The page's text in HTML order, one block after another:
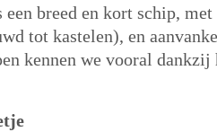
breed en kort schip, met
tot kastelen), en
kennen we vooral dankzij